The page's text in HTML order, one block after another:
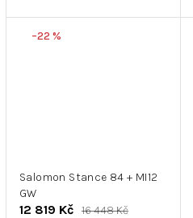
–22 %
Salomon Stance 84 + MI12
GW
12 819 Kč 16 448 Kč